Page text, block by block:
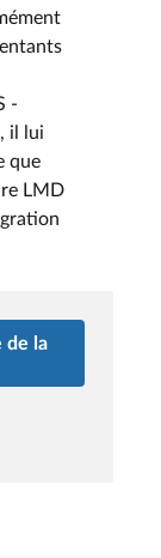
-
il lui
que
LMD
de la